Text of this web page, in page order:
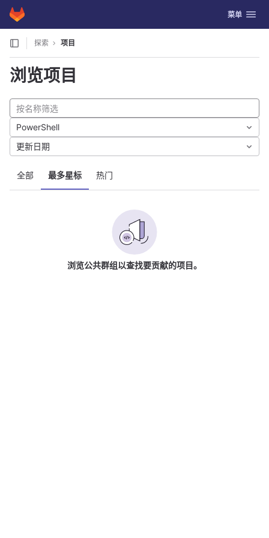
Skip to content
GitLab 切换导航
菜单
探索 项目
浏览项目
全部 最多星标 热门
PowerShell
更新日期
浏览公共群组以查找要贡献的项目。